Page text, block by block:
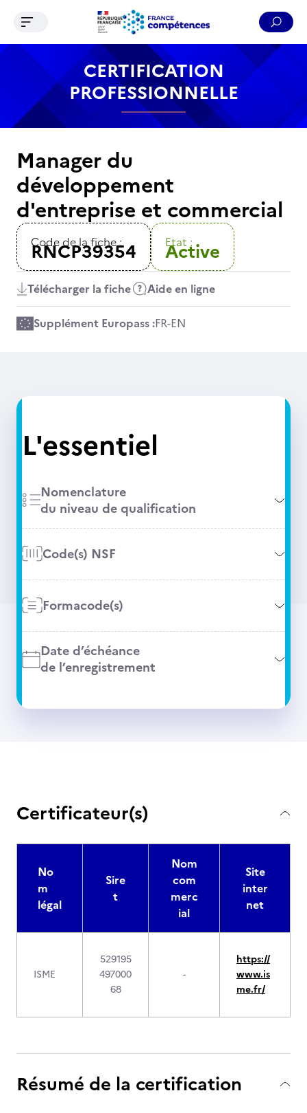
Contenu Recherche Menu Pied de page
Ouvrir le menu de navigation
CERTIFICATION
PROFESSIONNELLE
Manager du
développement
d'entreprise et commercial
Code de la fiche :
RNCP39354 Etat :
Active
Télécharger la fiche Aide en ligne
Supplément Europass :FR-EN
L'essentiel
Nomenclature
du niveau de qualification
Code(s) NSF
Formacode(s)
Date d’échéance
de l’enregistrement
Certificateur(s)
No
m
légal
Sire
t
Nom
com
merc
ial
Site
inter
net
ISME
529195
497000
68
-
https://
www.is
me.fr/
Résumé de la certification